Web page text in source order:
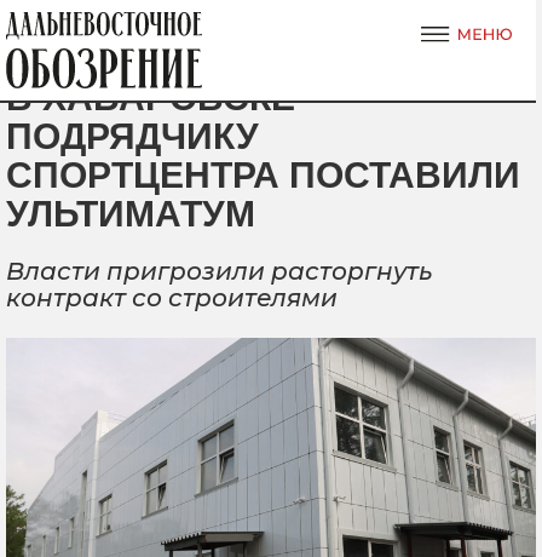
В ХАБАРОВСКЕ
ПОДРЯДЧИКУ
СПОРТЦЕНТРА ПОСТАВИЛИ
УЛЬТИМАТУМ
Власти пригрозили расторгнуть
контракт со строителями